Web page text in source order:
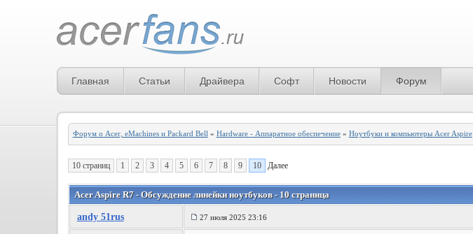
Главная Статьи Драйвера Софт Новости Форум
Форум о Acer, eMachines и Packard Bell » Hardware - Аппаратное обеспечение» Ноутбуки и компьютеры Acer Aspire
10 страниц 1 2 3 4 5 6 7 8 9 10 Далее
Acer Aspire R7 - Обсуждение линейки ноутбуков - 10 страница
andy 51rus 27 июля 2025 23:16